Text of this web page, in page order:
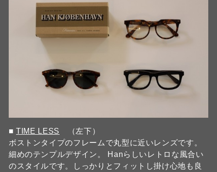
■TIME LESS
（左下）
ボストンタイプのフレームで丸型に近いレンズです。
細めのテンプルデザイン。 Hanらしいレトロな風合い
のスタイルです。しっかりとフィットし掛け心地も良